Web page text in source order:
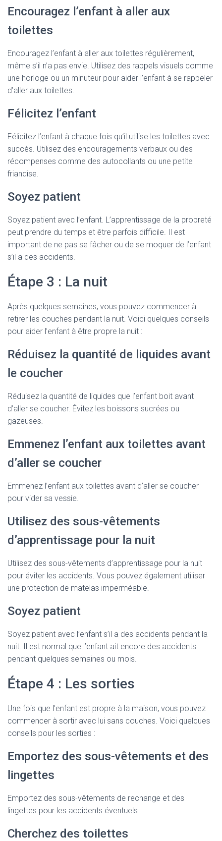
Encouragez l’enfant à aller aux
toilettes
Encouragez l’enfant à aller aux toilettes régulièrement,
même s’il n’a pas envie. Utilisez des rappels visuels comme
une horloge ou un minuteur pour aider l’enfant à se rappeler
d’aller aux toilettes.
Félicitez l’enfant
Félicitez l’enfant à chaque fois qu’il utilise les toilettes avec
succès. Utilisez des encouragements verbaux ou des
récompenses comme des autocollants ou une petite
friandise.
Soyez patient
Soyez patient avec l’enfant. L’apprentissage de la propreté
peut prendre du temps et être parfois difficile. Il est
important de ne pas se fâcher ou de se moquer de l’enfant
s’il a des accidents.
Étape 3 : La nuit
Après quelques semaines, vous pouvez commencer à
retirer les couches pendant la nuit. Voici quelques conseils
pour aider l’enfant à être propre la nuit :
Réduisez la quantité de liquides avant
le coucher
Réduisez la quantité de liquides que l’enfant boit avant
d’aller se coucher. Évitez les boissons sucrées ou
gazeuses.
Emmenez l’enfant aux toilettes avant
d’aller se coucher
Emmenez l’enfant aux toilettes avant d’aller se coucher
pour vider sa vessie.
Utilisez des sous-vêtements
d’apprentissage pour la nuit
Utilisez des sous-vêtements d’apprentissage pour la nuit
pour éviter les accidents. Vous pouvez également utiliser
une protection de matelas imperméable.
Soyez patient
Soyez patient avec l’enfant s’il a des accidents pendant la
nuit. Il est normal que l’enfant ait encore des accidents
pendant quelques semaines ou mois.
Étape 4 : Les sorties
Une fois que l’enfant est propre à la maison, vous pouvez
commencer à sortir avec lui sans couches. Voici quelques
conseils pour les sorties :
Emportez des sous-vêtements et des
lingettes
Emportez des sous-vêtements de rechange et des
lingettes pour les accidents éventuels.
Cherchez des toilettes